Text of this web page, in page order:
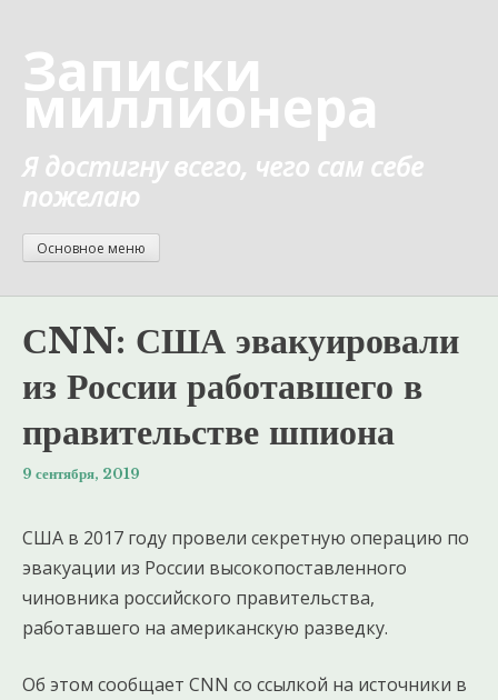
содержанию
Записки
миллионера
Я достигну всего, чего сам себе
пожелаю
Основное меню
СNN: США эвакуировали
из России работавшего в
правительстве шпиона
9 сентября, 2019
США в 2017 году провели секретную операцию по
эвакуации из России высокопоставленного
чиновника российского правительства,
работавшего на американскую разведку.
Об этом сообщает CNN со ссылкой на источники в